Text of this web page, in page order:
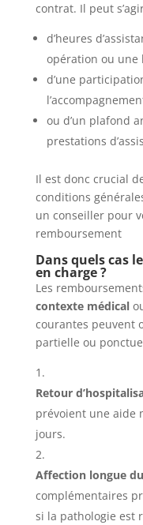
contrat. Il peut
d’heures
opération ou une
d’une
ou d’un plafond
prestations
Il est donc crucial
conditions
un conseiller pour
remboursement
Dans quels cas
en charge ?
Les
contexte médical
courantes peuvent
partielle ou
Retour
prévoient une aide
jours.
Affection longue
complémentaires
si la pathologie est